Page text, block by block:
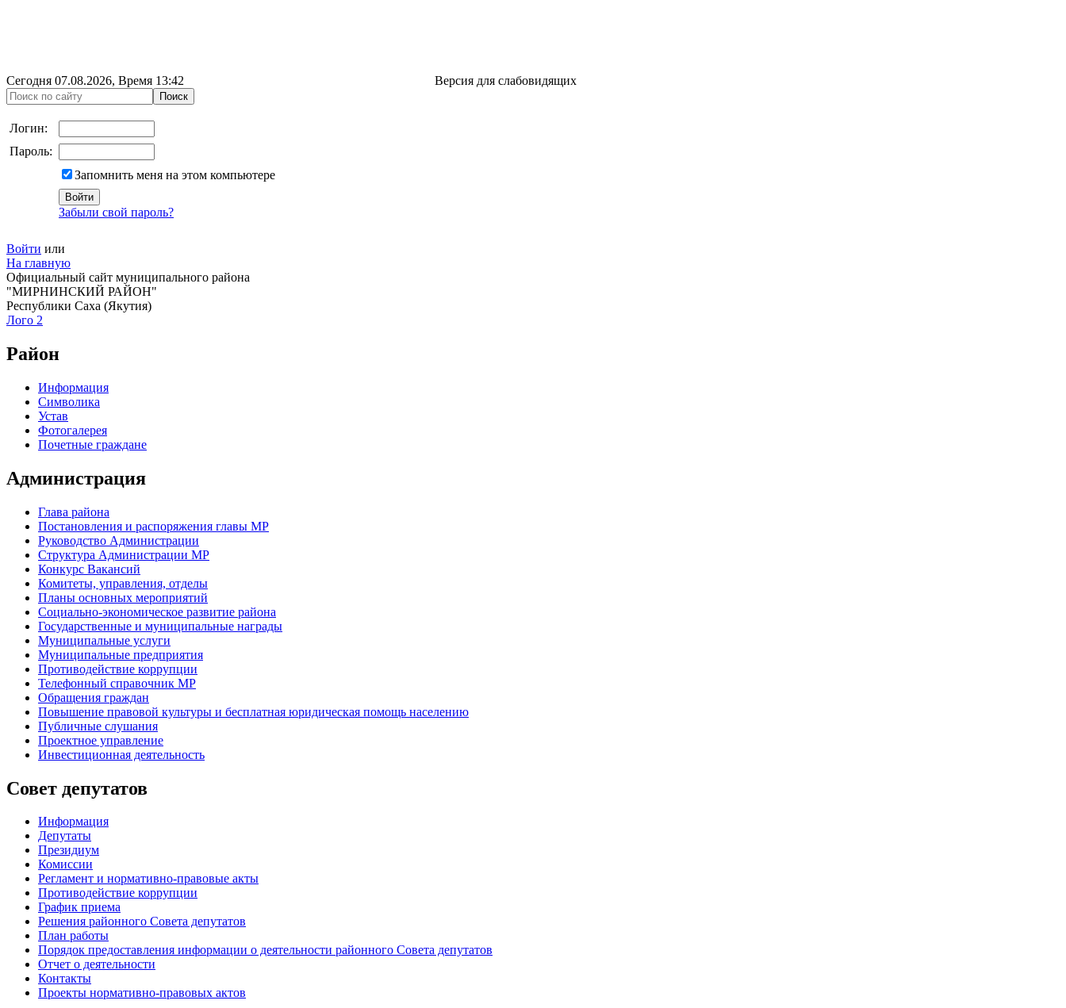
Сегодня 07.08.2026, Время 13:42 Версия для слабовидящих
Логин:
Пароль:
Запомнить меня на этом компьютере
Забыли свой пароль?
Войти или
На главную
Официальный сайт муниципального района
"МИРНИНСКИЙ РАЙОН"
Республики Саха (Якутия)
Лого 2
Район
Информация
Символика
Устав
Фотогалерея
Почетные граждане
Администрация
Глава района
Постановления и распоряжения главы МР
Руководство Администрации
Структура Администрации МР
Конкурс Вакансий
Комитеты, управления, отделы
Планы основных мероприятий
Социально-экономическое развитие района
Государственные и муниципальные награды
Муниципальные услуги
Муниципальные предприятия
Противодействие коррупции
Телефонный справочник МР
Обращения граждан
Повышение правовой культуры и бесплатная юридическая помощь населению
Публичные слушания
Проектное управление
Инвестиционная деятельность
Совет депутатов
Информация
Депутаты
Президиум
Комиссии
Регламент и нормативно-правовые акты
Противодействие коррупции
График приема
Решения районного Совета депутатов
План работы
Порядок предоставления информации о деятельности районного Совета депутатов
Отчет о деятельности
Контакты
Проекты нормативно-правовых актов